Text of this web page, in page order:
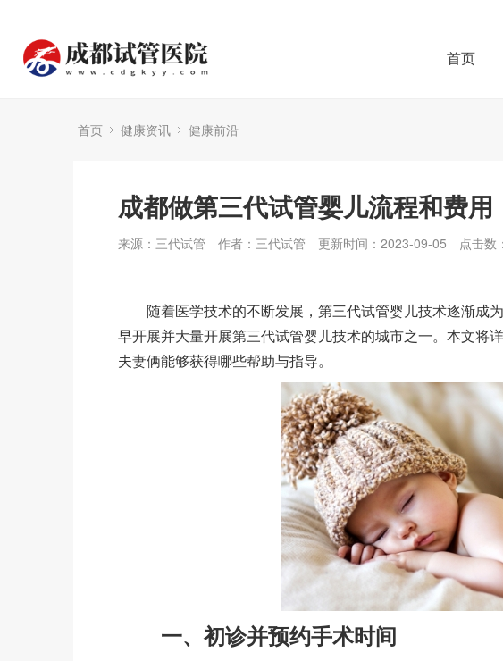
首页
首页 健康资讯 健康前沿
成都做第三代试管婴儿流程和费用
来源：三代试管 作者：三代试管 更新时间：2023-09-05 点击数：
随着医学技术的不断发展，第三代试管婴儿技术逐渐成
早开展并大量开展第三代试管婴儿技术的城市之一。本文将
夫妻俩能够获得哪些帮助与指导。
一、初诊并预约手术时间